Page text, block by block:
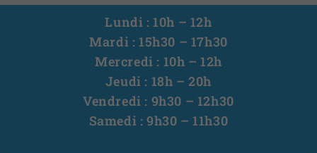
Lundi : 10h – 12h
Mardi : 15h30 – 17h30
Mercredi : 10h – 12h
Jeudi : 18h – 20h
Vendredi : 9h30 – 12h30
Samedi : 9h30 – 11h30